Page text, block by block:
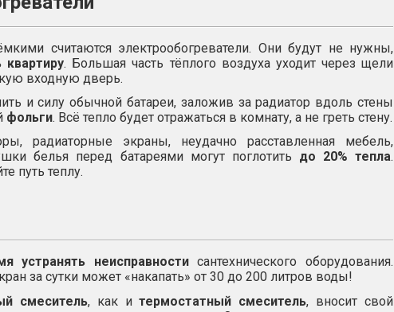
считаются электрообогреватели. Они будут не нужны,
квартиру. Большая часть тёплого воздуха уходит через щели
входную дверь.
и силу обычной батареи, заложив за радиатор вдоль стены
фольги. Всё тепло будет отражаться в комнату, а не греть стену.
радиаторные экраны, неудачно расставленная мебель,
белья перед батареями могут поглотить до 20% тепла.
путь теплу.
устранять неисправностисантехнического оборудования.
за сутки может «накапать» от 30 до 200 литров воды!
смеситель, как итермостатный смеситель, вносит свой